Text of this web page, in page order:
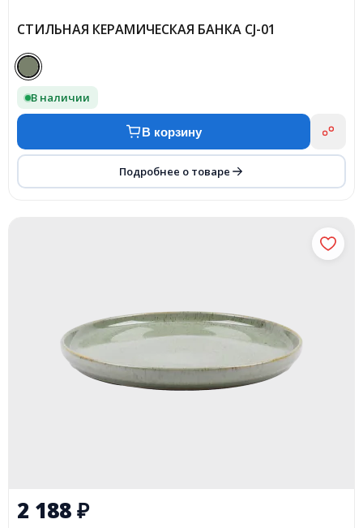
СТИЛЬНАЯ КЕРАМИЧЕСКАЯ БАНКА CJ-01
В наличии
В корзину
Подробнее о товаре
2 188₽